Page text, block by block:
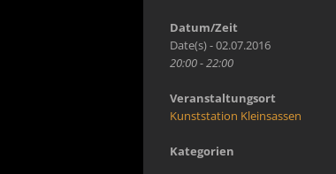
Datum/Zeit
Date(s) - 02.07.2016
20:00 - 22:00
Veranstaltungsort
Kunststation Kleinsassen
Kategorien